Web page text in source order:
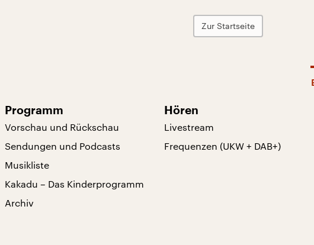
Zur Startseite
Programm
Vorschau und Rückschau
Sendungen und Podcasts
Musikliste
Kakadu – Das Kinderprogramm
Archiv
Hören
Livestream
Frequenzen (UKW + DAB+)